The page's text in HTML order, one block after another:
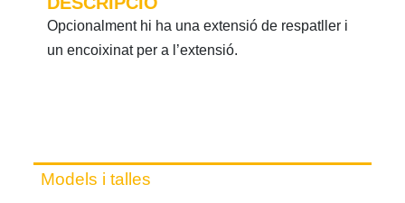
Opcionalment hi ha una extensió de respatller i
un encoixinat per a l’extensió.
Models i talles